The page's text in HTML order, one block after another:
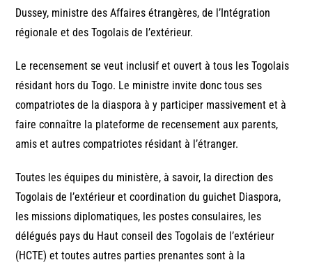
Dussey, ministre des Affaires étrangères, de l’Intégration
régionale et des Togolais de l’extérieur.
Le recensement se veut inclusif et ouvert à tous les Togolais
résidant hors du Togo. Le ministre invite donc tous ses
compatriotes de la diaspora à y participer massivement et à
faire connaître la plateforme de recensement aux parents,
amis et autres compatriotes résidant à l’étranger.
Toutes les équipes du ministère, à savoir, la direction des
Togolais de l’extérieur et coordination du guichet Diaspora,
les missions diplomatiques, les postes consulaires, les
délégués pays du Haut conseil des Togolais de l’extérieur
(HCTE) et toutes autres parties prenantes sont à la